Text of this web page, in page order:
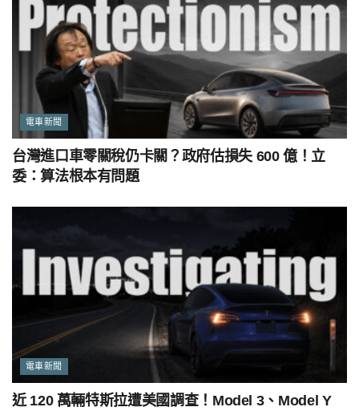
電車新聞
台灣進口車零關稅仍卡關？政府估損失 600 億！立
委：算法根本有問題
電車新聞
近 120 萬輛特斯拉遭美國調查！Model 3、Model Y